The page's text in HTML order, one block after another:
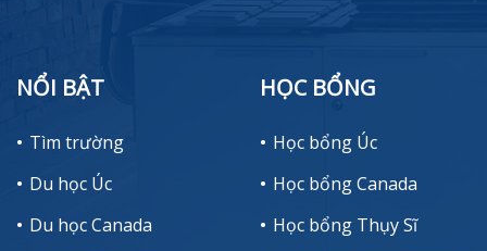
NỔI BẬT
Tìm trường
Du học Úc
Du học Canada
HỌC BỔNG
Học bổng Úc
Học bổng Canada
Học bổng Thụy Sĩ